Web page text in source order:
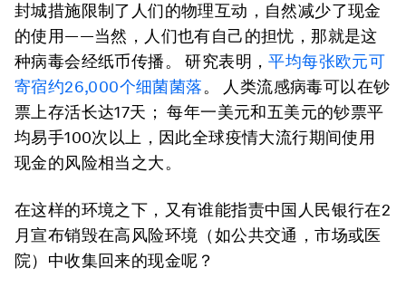
封城措施限制了人们的物理互动，自然减少了现金
的使用——当然，人们也有自己的担忧，那就是这
种病毒会经纸币传播。 研究表明，平均每张欧元可
寄宿约26,000个细菌菌落。 人类流感病毒可以在钞
票上存活长达17天； 每年一美元和五美元的钞票平
均易手100次以上，因此全球疫情大流行期间使用
现金的风险相当之大。
在这样的环境之下，又有谁能指责中国人民银行在2
月宣布销毁在高风险环境（如公共交通，市场或医
院）中收集回来的现金呢？